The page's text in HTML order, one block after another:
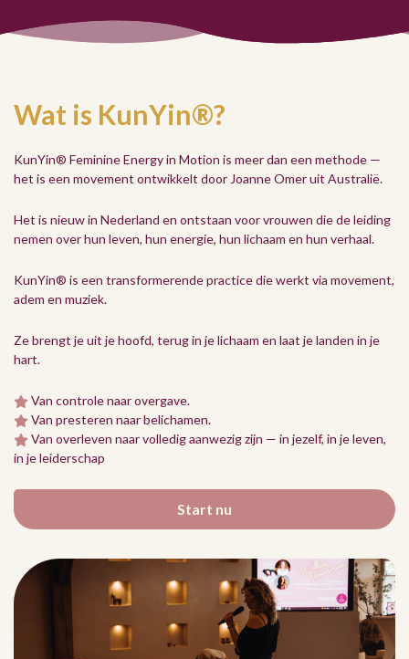
Wat is KunYin®?
KunYin® Feminine Energy in Motion is meer dan een methode —
het is een movement ontwikkelt door Joanne Omer uit Australië.
Het is nieuw in Nederland en ontstaan voor vrouwen die de leiding
nemen over hun leven, hun energie, hun lichaam en hun verhaal.
KunYin® is een transformerende practice die werkt via movement,
adem en muziek.
Ze brengt je uit je hoofd, terug in je lichaam en laat je landen in je
hart.
Van controle naar overgave.
Van presteren naar belichamen.
Van overleven naar volledig aanwezig zijn — in jezelf, in je leven,
in je leiderschap
Start nu